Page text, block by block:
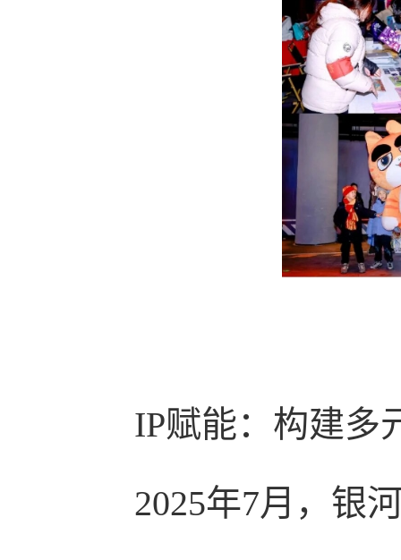
IP赋能：构建多
2025年7月，银